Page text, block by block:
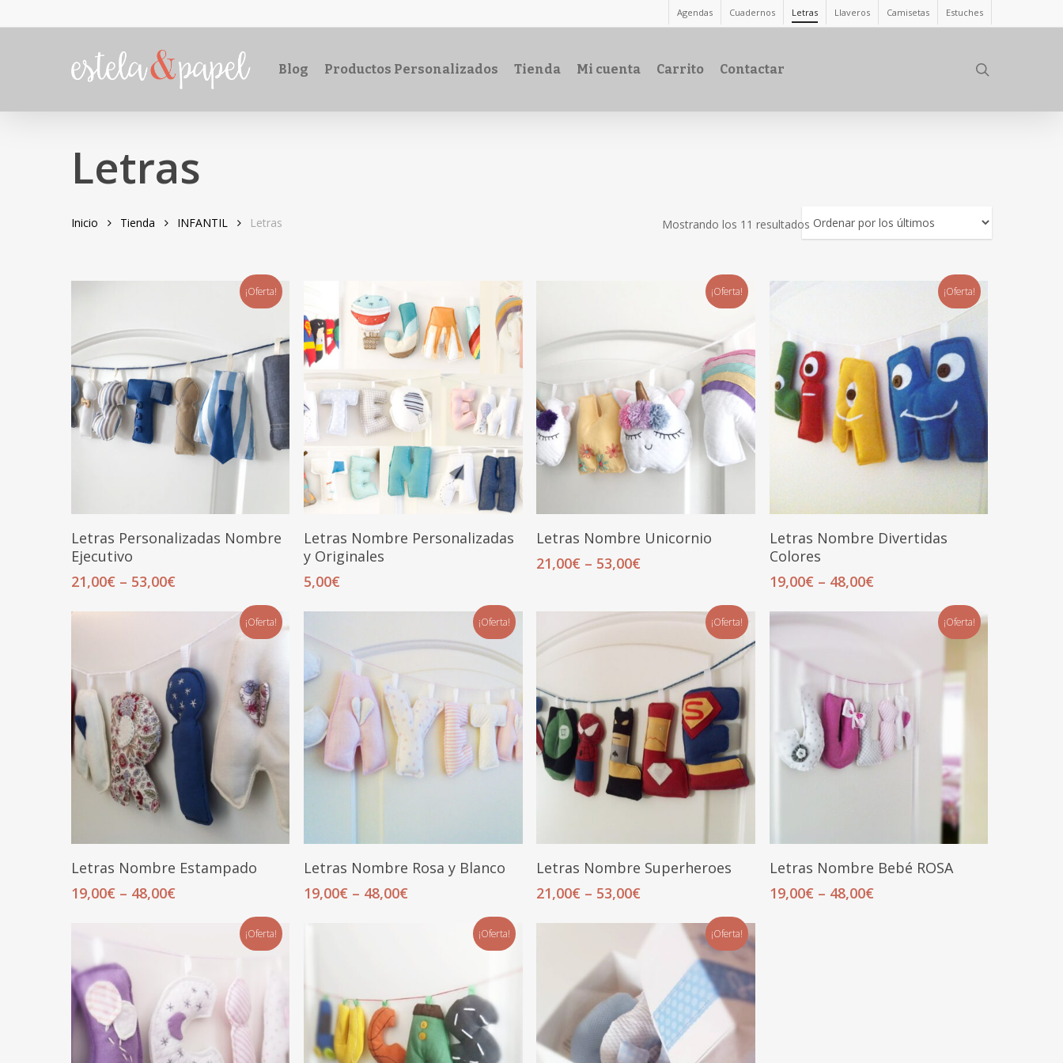
to
Agendas Cuadernos Letras Llaveros Camisetas Estuches
Blog Productos Personalizados Tienda Mi cuenta Carrito Contactar
Letras
Mostrando los 11 resultados
Inicio Tienda INFANTIL Letras
¡Oferta!
Seleccionar Opciones
Letras Personalizadas Nombre
Ejecutivo
21,00€ – 53,00€
Añadir Al Carrito
Letras Nombre Personalizadas
y Originales
5,00€
¡Oferta!
Seleccionar Opciones
Letras Nombre Unicornio
21,00€ – 53,00€
¡Oferta!
Seleccionar Opciones
Letras Nombre Divertidas
Colores
19,00€ – 48,00€
¡Oferta!
Seleccionar Opciones
Letras Nombre Estampado
19,00€ – 48,00€
¡Oferta!
Seleccionar Opciones
Letras Nombre Rosa y Blanco
19,00€ – 48,00€
¡Oferta!
Seleccionar Opciones
Letras Nombre Superheroes
21,00€ – 53,00€
¡Oferta!
Seleccionar Opciones
Letras Nombre Bebé ROSA
19,00€ – 48,00€
¡Oferta! ¡Oferta! ¡Oferta!